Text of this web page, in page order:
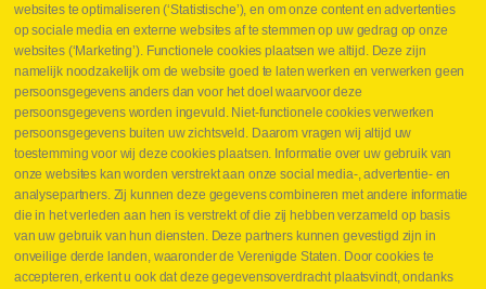
Leveringen
Drukcontrole set
Persmaten
Herstellen cilinders
Hoe opmeten?
Hydrogroepen
Hydraulische slangen
Contact VB Parts
Abraham Hansstraat 7 ,B-8800 Roeselare
Tel. +32 (0)51 24 06 05
E-mail info@vbparts.be
websites te optimaliseren (‘Statistische’), en om onze content en advertenties
op sociale media en externe websites af te stemmen op uw gedrag op onze
websites (‘Marketing’). Functionele cookies plaatsen we altijd. Deze zijn
namelijk noodzakelijk om de website goed te laten werken en verwerken geen
persoonsgegevens anders dan voor het doel waarvoor deze
persoonsgegevens worden ingevuld. Niet-functionele cookies verwerken
persoonsgegevens buiten uw zichtsveld. Daarom vragen wij altijd uw
toestemming voor wij deze cookies plaatsen. Informatie over uw gebruik van
onze websites kan worden verstrekt aan onze social media-, advertentie- en
analysepartners. Zij kunnen deze gegevens combineren met andere informatie
die in het verleden aan hen is verstrekt of die zij hebben verzameld op basis
van uw gebruik van hun diensten. Deze partners kunnen gevestigd zijn in
onveilige derde landen, waaronder de Verenigde Staten. Door cookies te
accepteren, erkent u ook dat deze gegevensoverdracht plaatsvindt, ondanks